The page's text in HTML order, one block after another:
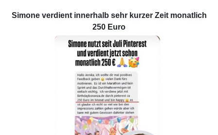
Simone verdient innerhalb sehr kurzer Zeit monatlich
250 Euro